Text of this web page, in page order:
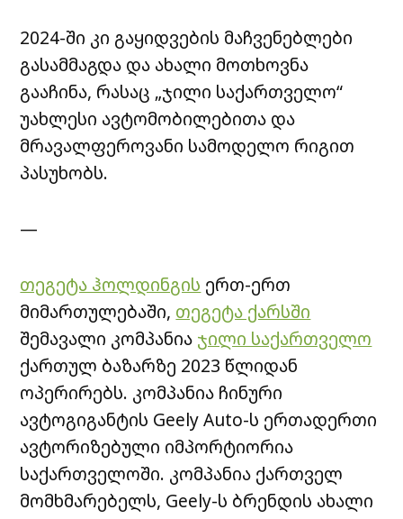
2024-ში კი გაყიდვების მაჩვენებლები
გასამმაგდა და ახალი მოთხოვნა
გააჩინა, რასაც „ჯილი საქართველო“
უახლესი ავტომობილებითა და
მრავალფეროვანი სამოდელო რიგით
პასუხობს.
—
თეგეტა ჰოლდინგის ერთ-ერთ
მიმართულებაში, თეგეტა ქარსში
შემავალი კომპანია ჯილი საქართველო
ქართულ ბაზარზე 2023 წლიდან
ოპერირებს. კომპანია ჩინური
ავტოგიგანტის Geely Auto-ს ერთადერთი
ავტორიზებული იმპორტიორია
საქართველოში. კომპანია ქართველ
მომხმარებელს, Geely-ს ბრენდის ახალი